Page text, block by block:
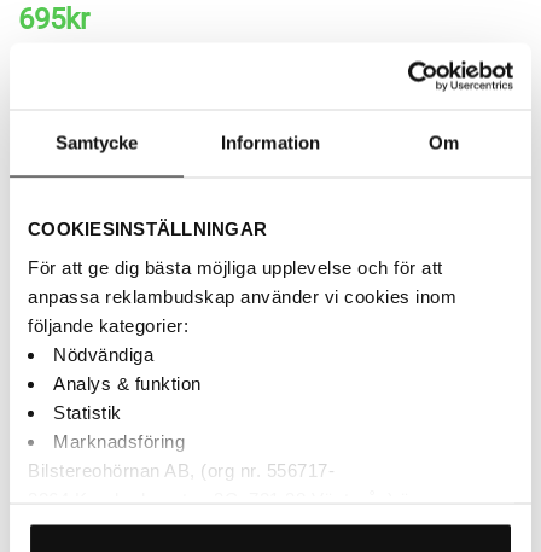
Samtycke Information Om
COOKIESINSTÄLLNINGAR
För att ge dig bästa möjliga upplevelse och för att
anpassa reklambudskap använder vi cookies inom
följande kategorier:
Nödvändiga
Analys & funktion
Statistik
Marknadsföring
Bilstereohörnan AB, (org nr. 556717-
personuppgiftsansvarig för behandling och lagring av dina
695kr
Brodit – ProClip – Centermontering – Extra stabil – Skoda
AUKTORISERAD ÅF
Beställningsvara
Brodit 213511 ProClip - Monteringsbygel - Skoda Rapid mängd